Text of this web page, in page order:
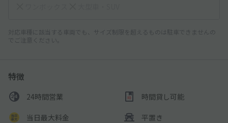
対応車種に該当する車両でも、サイズ制限を超えるものは駐車できませんの
でご注意ください。
特徴
24時間営業 時間貸し可能
当日最大料金 平置き